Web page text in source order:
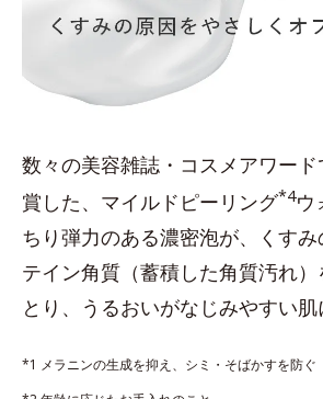
数々の美容雑誌・コスメアワー
賞した、マイルドピーリング*4ウ
ちり弾力のある濃密泡が、くす
テイン角質（蓄積した角質汚れ
とり、うるおいがなじみやすい肌
*1 メラニンの生成を抑え、シミ・そばかすを防ぐ